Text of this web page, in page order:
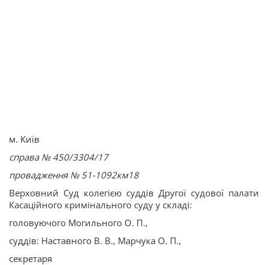
м. Київ
справа № 450/3304/17
провадження № 51-1092км18
Верховний Суд колегією суддів Другої судової палати
Касаційного кримінального суду у складі:
головуючого Могильного О. П.,
суддів: Наставного В. В., Марчука О. П.,
секретаря